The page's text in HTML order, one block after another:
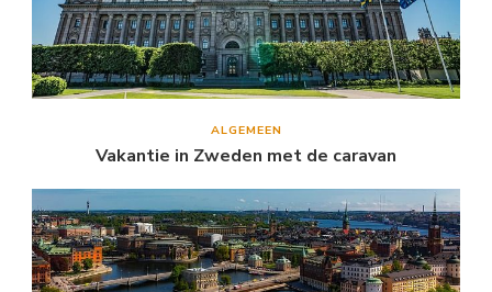
ALGEMEEN
Vakantie in Zweden met de caravan